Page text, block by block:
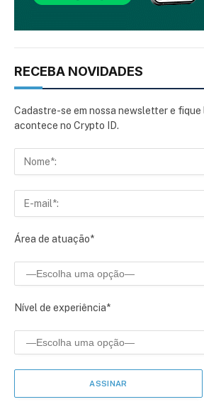
RECEBA NOVIDADES
Cadastre-se em nossa newsletter e fique
acontece no Crypto ID.
Área de atuação*
Nível de experiência*